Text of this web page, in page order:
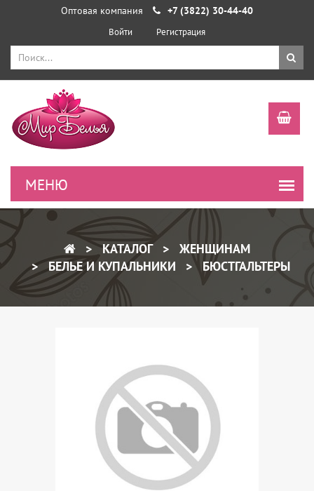
Оптовая компания +7 (3822) 30-44-40
Войти Регистрация
КАТАЛОГ
ЖЕНЩИНАМ
БЕЛЬЕ И КУПАЛЬНИКИ
БЮСТГАЛЬТЕРЫ